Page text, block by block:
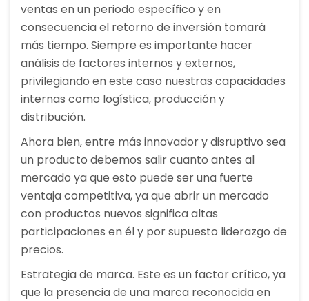
ventas en un periodo específico y en
consecuencia el retorno de inversión tomará
más tiempo. Siempre es importante hacer
análisis de factores internos y externos,
privilegiando en este caso nuestras capacidades
internas como logística, producción y
distribución.
Ahora bien, entre más innovador y disruptivo sea
un producto debemos salir cuanto antes al
mercado ya que esto puede ser una fuerte
ventaja competitiva, ya que abrir un mercado
con productos nuevos significa altas
participaciones en él y por supuesto liderazgo de
precios.
Estrategia de marca. Este es un factor crítico, ya
que la presencia de una marca reconocida en